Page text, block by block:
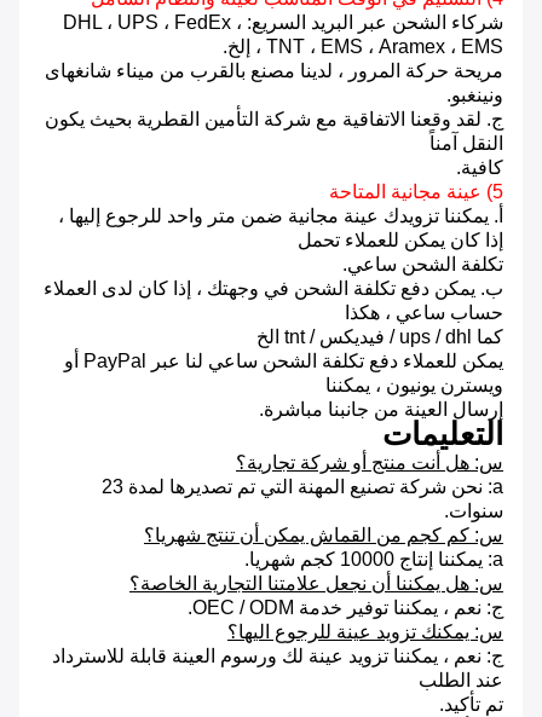
شركاء الشحن عبر البريد السريع: DHL ، UPS ، FedEx ،
TNT ، EMS ، Aramex ، EMS ، إلخ.
مريحة حركة المرور ، لدينا مصنع بالقرب من ميناء شانغهاى
ونينغبو.
ج. لقد وقعنا الاتفاقية مع شركة التأمين القطرية بحيث يكون
النقل آمناً
كافية.
5) عينة مجانية المتاحة
أ. يمكننا تزويدك عينة مجانية ضمن متر واحد للرجوع إليها ،
إذا كان يمكن للعملاء تحمل
تكلفة الشحن ساعي.
ب. يمكن دفع تكلفة الشحن في وجهتك ، إذا كان لدى العملاء
حساب ساعي ، هكذا
كما ups / dhl / فيديكس / tnt الخ
يمكن للعملاء دفع تكلفة الشحن ساعي لنا عبر PayPal أو
ويسترن يونيون ، يمكننا
إرسال العينة من جانبنا مباشرة.
التعليمات
س: هل أنت منتج أو شركة تجارية؟
a: نحن شركة تصنيع المهنة التي تم تصديرها لمدة 23
سنوات.
س: كم كجم من القماش يمكن أن تنتج شهريا؟
a: يمكننا إنتاج 10000 كجم شهريا.
س: هل يمكننا أن نجعل علامتنا التجارية الخاصة؟
ج: نعم ، يمكننا توفير خدمة OEC / ODM.
س: يمكنك تزويد عينة للرجوع اليها؟
ج: نعم ، يمكننا تزويد عينة لك ورسوم العينة قابلة للاسترداد
عند الطلب
تم تأكيد.